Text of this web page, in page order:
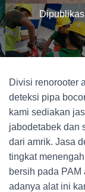
Divisi renorooter
deteksi pipa
kami sediakan
jabodetabek dan
dari amrik. Jasa
tingkat
bersih pada
adanya alat ini